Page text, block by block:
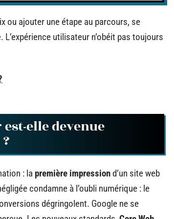
ou ajouter une étape au parcours, se
utilisateur n’obéit pas toujours
elle devenue
: la première impressiond’un site web
condamne à l’oubli numérique : le
dégringolent. Google ne se